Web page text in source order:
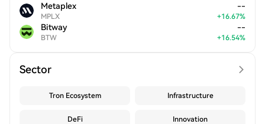
Metaplex
MPLX
--
+16.67%
Bitway
BTW
--
+16.54%
Sector
Tron Ecosystem Infrastructure
DeFi Innovation